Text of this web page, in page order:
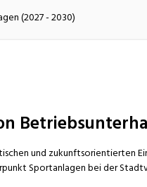
(2027 - 2030)
und zukunftsorientierten
Sportanlagen bei der